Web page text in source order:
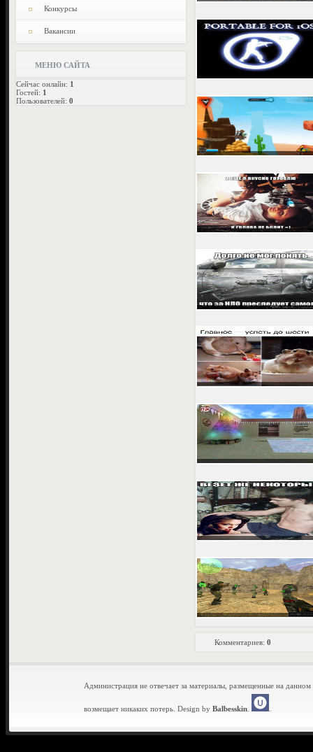
Конкурсы
Вакансии
МЕНЮ САЙТА
Сейчас онлайн: 1
Гостей: 1
Пользователей: 0
Комментариев: 0
Администрация не отвечает за материалы, размещенные на данном
возмещает никаких потерь. Design by Balbesskin.